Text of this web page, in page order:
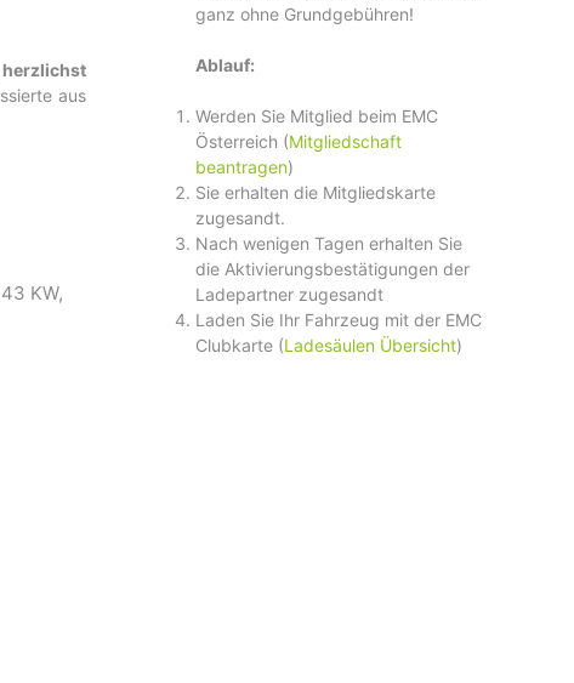
herzlichst
aus
KW,
ganz ohne Grundgebühren!
Ablauf:
Werden Sie Mitglied beim EMC
Österreich (Mitgliedschaft
beantragen)
Sie erhalten die Mitgliedskarte
zugesandt.
Nach wenigen Tagen erhalten Sie
die Aktivierungsbestätigungen der
Ladepartner zugesandt
Laden Sie Ihr Fahrzeug mit der EMC
Clubkarte (Ladesäulen Übersicht)